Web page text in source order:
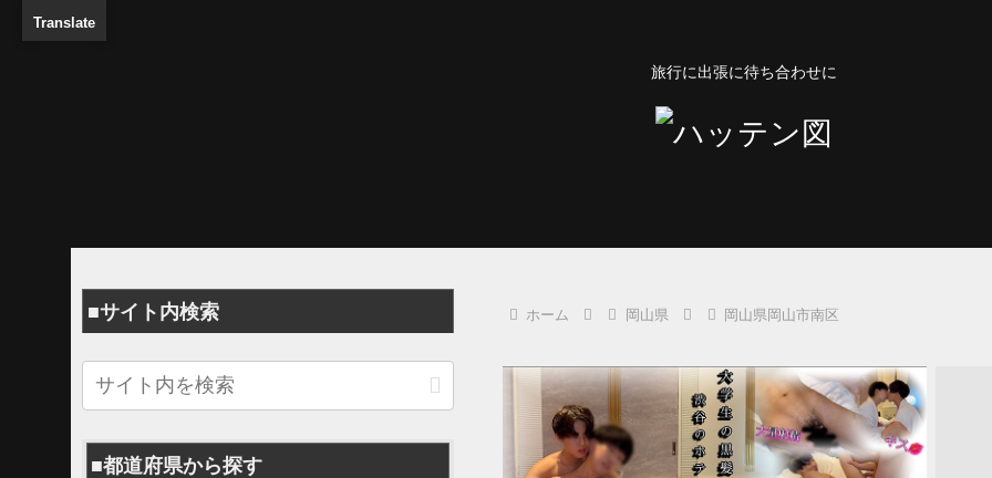
旅行に出張に待ち合わせに
ホーム 岡山県 岡山県岡山市南区
■サイト内検索
■都道府県から探す
Translate